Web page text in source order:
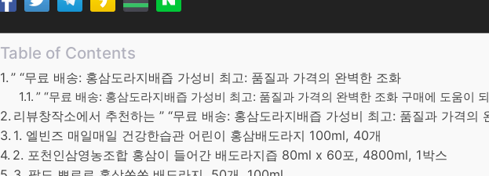
Table of Contents
” “무료 배송: 홍삼도라지배즙 가성비 최고: 품질과 가격의 완벽한 조화
” “무료 배송: 홍삼도라지배즙 가성비 최고: 품질과 가격의 완벽한 조화 구매에 도움이
리뷰창작소에서 추천하는 ” “무료 배송: 홍삼도라지배즙 가성비 최고: 품질과 가격의
1. 엘빈즈 매일매일 건강한습관 어린이 홍삼배도라지 100ml, 40개
2. 포천인삼영농조합 홍삼이 들어간 배도라지즙 80ml x 60포, 4800ml, 1박스